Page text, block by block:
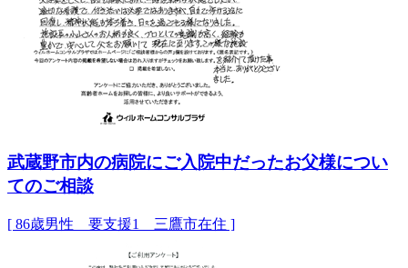
武蔵野市内の病院にご入院中だったお父様につい
てのご相談
[ 86歳男性 要支援1 三鷹市在住 ]